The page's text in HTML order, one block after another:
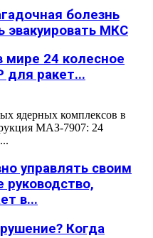
болезнь
эвакуировать МКС
24 колесное
для ракет...
ядерных комплексов в
МАЗ-7907: 24
управлять своим
руководство,
в...
Когда